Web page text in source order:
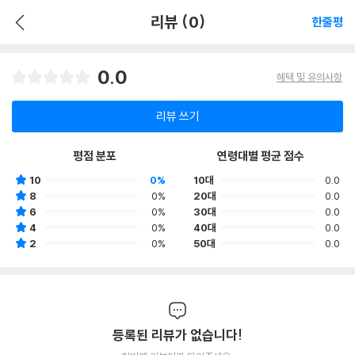
리뷰 (0) 한줄평
0.0 혜택 및 유의사항
리뷰 쓰기
평점 분포
10
0%
8
0%
6
0%
4
0%
2
0%
연령대별 평균 점수
10대
0.0
20대
0.0
30대
0.0
40대
0.0
50대
0.0
등록된 리뷰가 없습니다!